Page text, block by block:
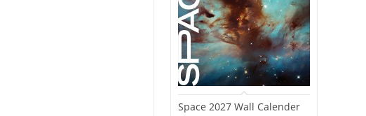
Space 2027 Wall Calender